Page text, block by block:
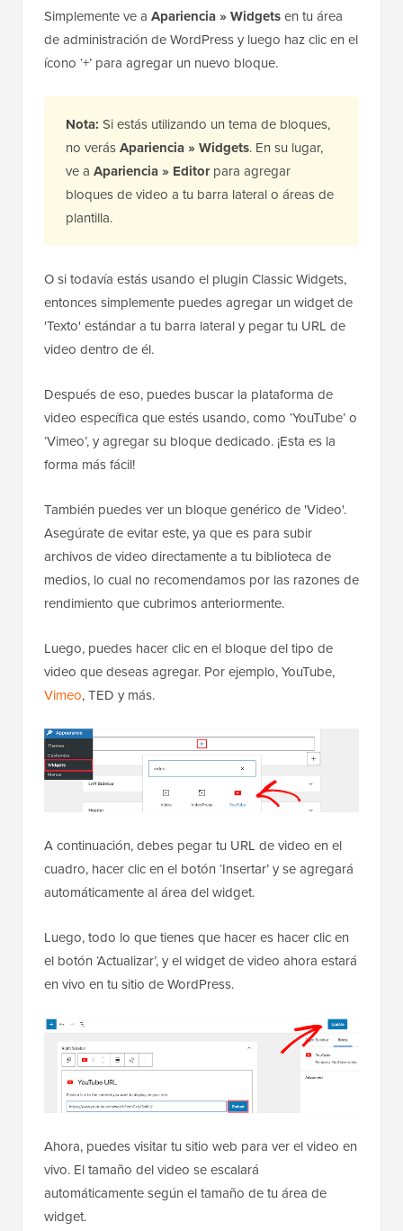
Simplemente ve a Apariencia » Widgetsen tu área
de administración de WordPress y luego haz clic en el
ícono ‘+’ para agregar un nuevo bloque.
Nota: Si estás utilizando un tema de bloques,
no verásApariencia » Widgets. En su lugar,
ve a Apariencia » Editorpara agregar
bloques de video a tu barra lateral o áreas de
plantilla.
O si todavía estás usando el plugin Classic Widgets,
entonces simplemente puedes agregar un widget de
'Texto' estándar a tu barra lateral y pegar tu URL de
video dentro de él.
Después de eso, puedes buscar la plataforma de
video específica que estés usando, como ‘YouTube’ o
‘Vimeo’, y agregar su bloque dedicado. ¡Esta es la
forma más fácil!
También puedes ver un bloque genérico de 'Video'.
Asegúrate de evitar este, ya que es para subir
archivos de video directamente a tu biblioteca de
medios, lo cual no recomendamos por las razones de
rendimiento que cubrimos anteriormente.
Luego, puedes hacer clic en el bloque del tipo de
video que deseas agregar. Por ejemplo, YouTube,
Vimeo, TED y más.
A continuación, debes pegar tu URL de video en el
cuadro, hacer clic en el botón ‘Insertar’ y se agregará
automáticamente al área del widget.
Luego, todo lo que tienes que hacer es hacer clic en
el botón ‘Actualizar’, y el widget de video ahora estará
en vivo en tu sitio de WordPress.
Ahora, puedes visitar tu sitio web para ver el video en
vivo. El tamaño del video se escalará
automáticamente según el tamaño de tu área de
widget.